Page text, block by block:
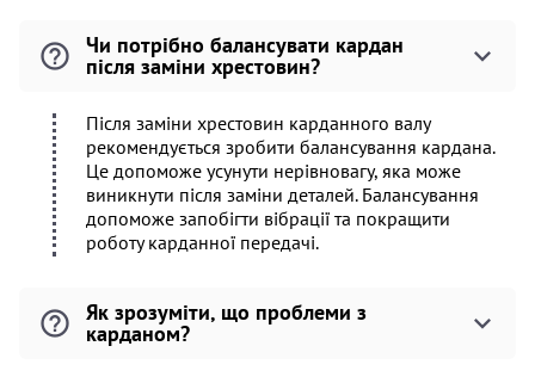
Чи потрібно балансувати кардан
після заміни хрестовин?
Після заміни хрестовин карданного валу
рекомендується зробити балансування кардана.
Це допоможе усунути нерівновагу, яка може
виникнути після заміни деталей. Балансування
допоможе запобігти вібрації та покращити
роботу карданної передачі.
Як зрозуміти, що проблеми з
карданом?